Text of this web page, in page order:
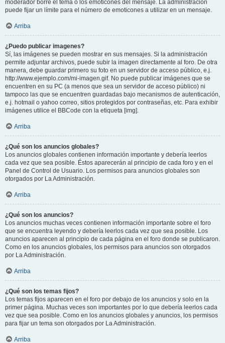
moderador borre el tema o los emoticones del mensaje. La administración
puede fijar un límite para el número de emoticones a utilizar en un mensaje.
Arriba
¿Puedo publicar imagenes?
Sí, las imágenes se pueden mostrar en sus mensajes. Si la administración
permite adjuntar archivos, puede subir la imagen directamente al foro. De otra
manera, debe guardar primero su foto en un servidor de acceso público, e.j.
http://www.ejemplo.com/mi-imagen.gif. No puede publicar imágenes que se
encuentren en su PC (a menos que sea un servidor de acceso público) ni
tampoco las que se encuentren guardadas bajo mecanismos de autenticación,
e.j. hotmail o yahoo correo, sitios protegidos por contraseñas, etc. Para exhibir
imágenes utilice el BBCode con la etiqueta [img].
Arriba
¿Qué son los anuncios globales?
Los anuncios globales contienen información importante y debería leerlos
cada vez que sea posible. Éstos aparecerán al principio de cada foro y en el
Panel de Control de Usuario. Los permisos para anuncios globales son
otorgados por La Administración.
Arriba
¿Qué son los anuncios?
Los anuncios muchas veces contienen información importante sobre el foro
que se encuentra leyendo y debería leerlos cada vez que sea posible. Los
anuncios aparecen al principio de cada página en el foro donde se publicaron.
Como en los anuncios globales, los permisos para anuncios son otorgados
por La Administración.
Arriba
¿Qué son los temas fijos?
Los temas fijos aparecen en el foro por debajo de los anuncios y solo en la
primer página. Muchas veces son importantes por lo que debería leerlos cada
vez que sea posible. Como en los anuncios globales y anuncios, los permisos
para fijar un tema son otorgados por La Administración.
Arriba